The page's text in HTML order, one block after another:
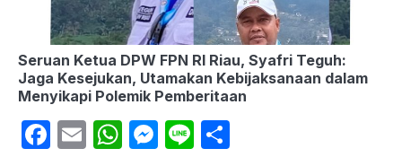
Seruan Ketua DPW FPN RI Riau, Syafri Teguh:
Jaga Kesejukan, Utamakan Kebijaksanaan dalam
Menyikapi Polemik Pemberitaan
Facebook
EmailWhatsApp
Messenger
Line